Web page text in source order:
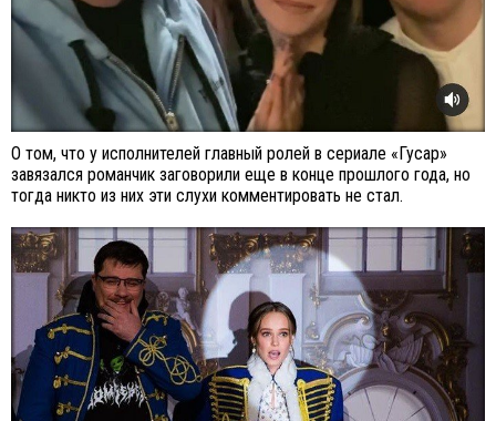
О том, что у исполнителей главный ролей в сериале «Гусар»
завязался романчик заговорили еще в конце прошлого года, но
тогда никто из них эти слухи комментировать не стал.